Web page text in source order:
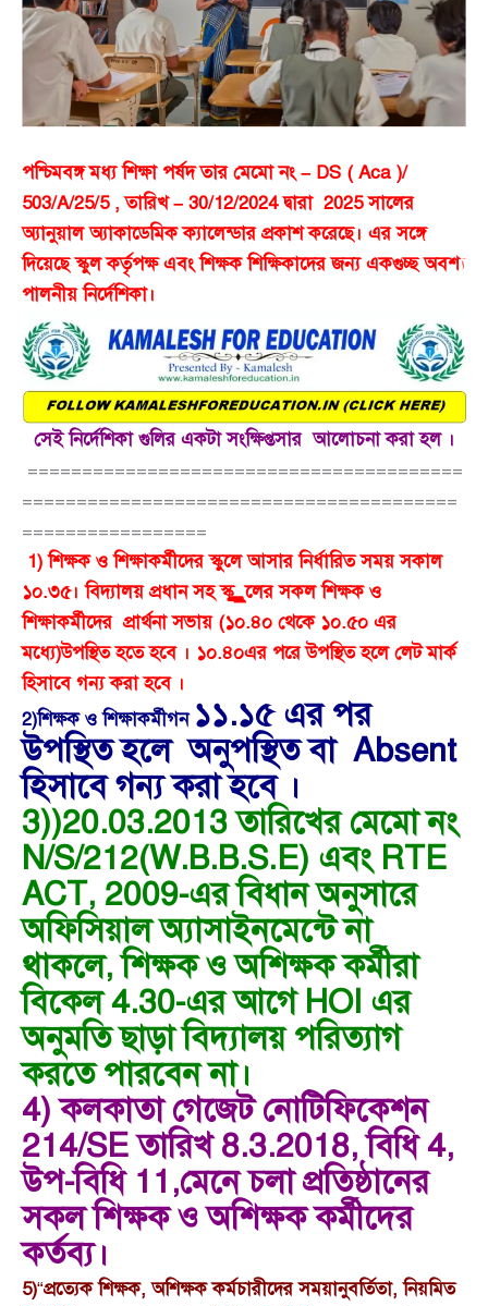
পশ্চিমবঙ্গ মধ্য শিক্ষা পর্ষদ তার মেমো নং – DS ( Aca )/
503/A/25/5 , তারিখ – 30/12/2024 দ্বারা 2025 সালের
অ্যানুয়াল অ্যাকাডেমিক ক্যালেন্ডার প্রকাশ করেছে। এর সঙ্গে
দিয়েছে স্কুল কর্তৃপক্ষ এবং শিক্ষক শিক্ষিকাদের জন্য একগুচ্ছ অবশ্য
পালনীয় নির্দেশিকা।
সেই নির্দেশিকা গুলির একটা সংক্ষিপ্তসার আলোচনা করা হল ।
========================================
========================================
=================
1) শিক্ষক ও শিক্ষাকর্মীদের স্কুলে আসার নির্ধারিত সময় সকাল
১০.৩৫। বিদ্যালয় প্রধান সহ স্কুুুুুুুুুুুলের সকল শিক্ষক ও
শিক্ষাকর্মীদের প্রার্থনা সভায় (১০.৪০ থেকে ১০.৫০ এর
মধ্যে)উপস্থিত হতে হবে । ১০.৪০এর পরে উপস্থিত হলে লেট মার্ক
হিসাবে গন্য করা হবে ।
2)শিক্ষক ওশিক্ষাকর্মীগন ১১.১৫ এর পর
উপস্থিত হলে অনুপস্থিত বা Absent
হিসাবে গন্য করা হবে ।
3))20.03.2013 তারিখের মেমো নং
N/S/212(W.B.B.S.E) এবং RTE
ACT, 2009-এর বিধান অনুসারে
অফিসিয়াল অ্যাসাইনমেন্টে না
থাকলে, শিক্ষক ও অশিক্ষক কর্মীরা
বিকেল 4.30-এর আগে HOI এর
অনুমতি ছাড়া বিদ্যালয় পরিত্যাগ
করতে পারবেন না।
4) কলকাতা গেজেট নোটিফিকেশন
214/SE তারিখ 8.3.2018, বিধি 4,
উপ-বিধি 11,মেনে চলা প্রতিষ্ঠানের
সকল শিক্ষক ও অশিক্ষক কর্মীদের
কর্তব্য।
5)“প্রত্যেক শিক্ষক, অশিক্ষক কর্মচারীদের সময়ানুবর্তিতা, নিয়মিত